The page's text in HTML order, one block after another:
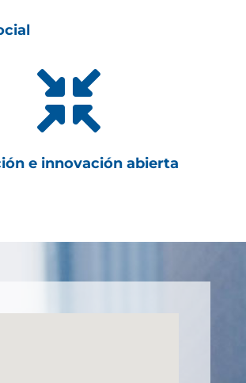

e innovación abierta